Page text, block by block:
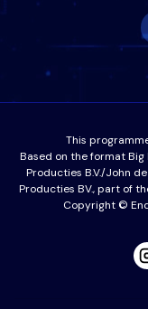
This
Based on the format
Producties B.V./John
Producties BV., part of
Copyright ©